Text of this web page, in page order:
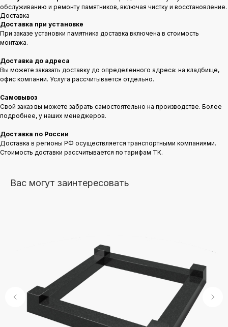
обслуживанию и ремонту памятников, включая чистку и восстановление.
Доставка
Доставка при установке
При заказе установки памятника доставка включена в стоимость
монтажа.
Доставка до адреса
Вы можете заказать доставку до определенного адреса: на кладбище,
офис компании. Услуга рассчитывается отдельно.
Самовывоз
Свой заказ вы можете забрать самостоятельно на производстве. Более
подробнее, у наших менеджеров.
Доставка по России
Доставка в регионы РФ осуществляется транспортными компаниями.
Стоимость доставки рассчитывается по тарифам ТК.
Вас могут заинтересовать